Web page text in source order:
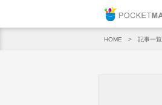
HOME 記事一覧